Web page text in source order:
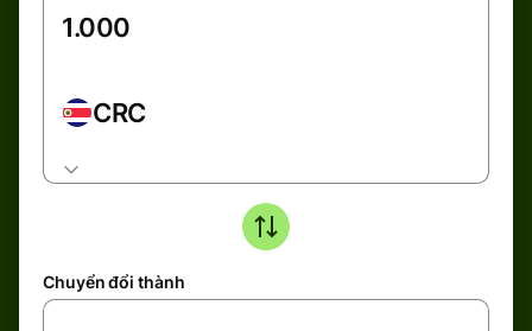
CRC
Chuyển đổi thành